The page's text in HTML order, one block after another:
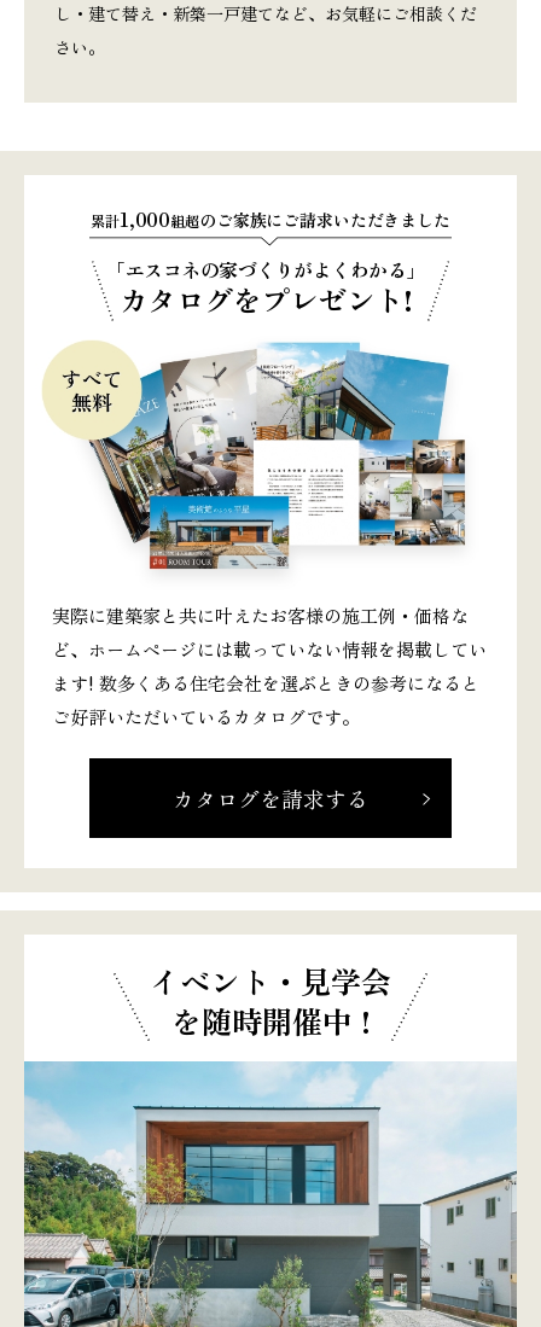
し・建て替え・新築一戸建てなど、お気軽にご相談くだ
さい。
累計1,000組超のご家族にご請求いただきました
「エスコネの家づくりがよくわかる」
カタログをプレゼント!
実際に建築家と共に叶えたお客様の施工例・価格な
ど、ホームページには載っていない情報を掲載してい
ます! 数多くある住宅会社を選ぶときの参考になると
ご好評いただいているカタログです。
カタログを請求する
イベント・見学会
を随時開催中 !